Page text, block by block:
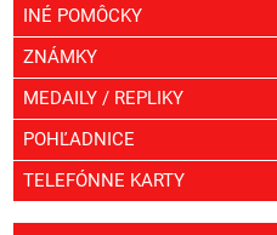
INÉ POMÔCKY
ZNÁMKY
MEDAILY / REPLIKY
POHĽADNICE
TELEFÓNNE KARTY